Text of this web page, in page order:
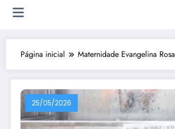
Página inicial Maternidade Evangelina Rosa
25/05/2026